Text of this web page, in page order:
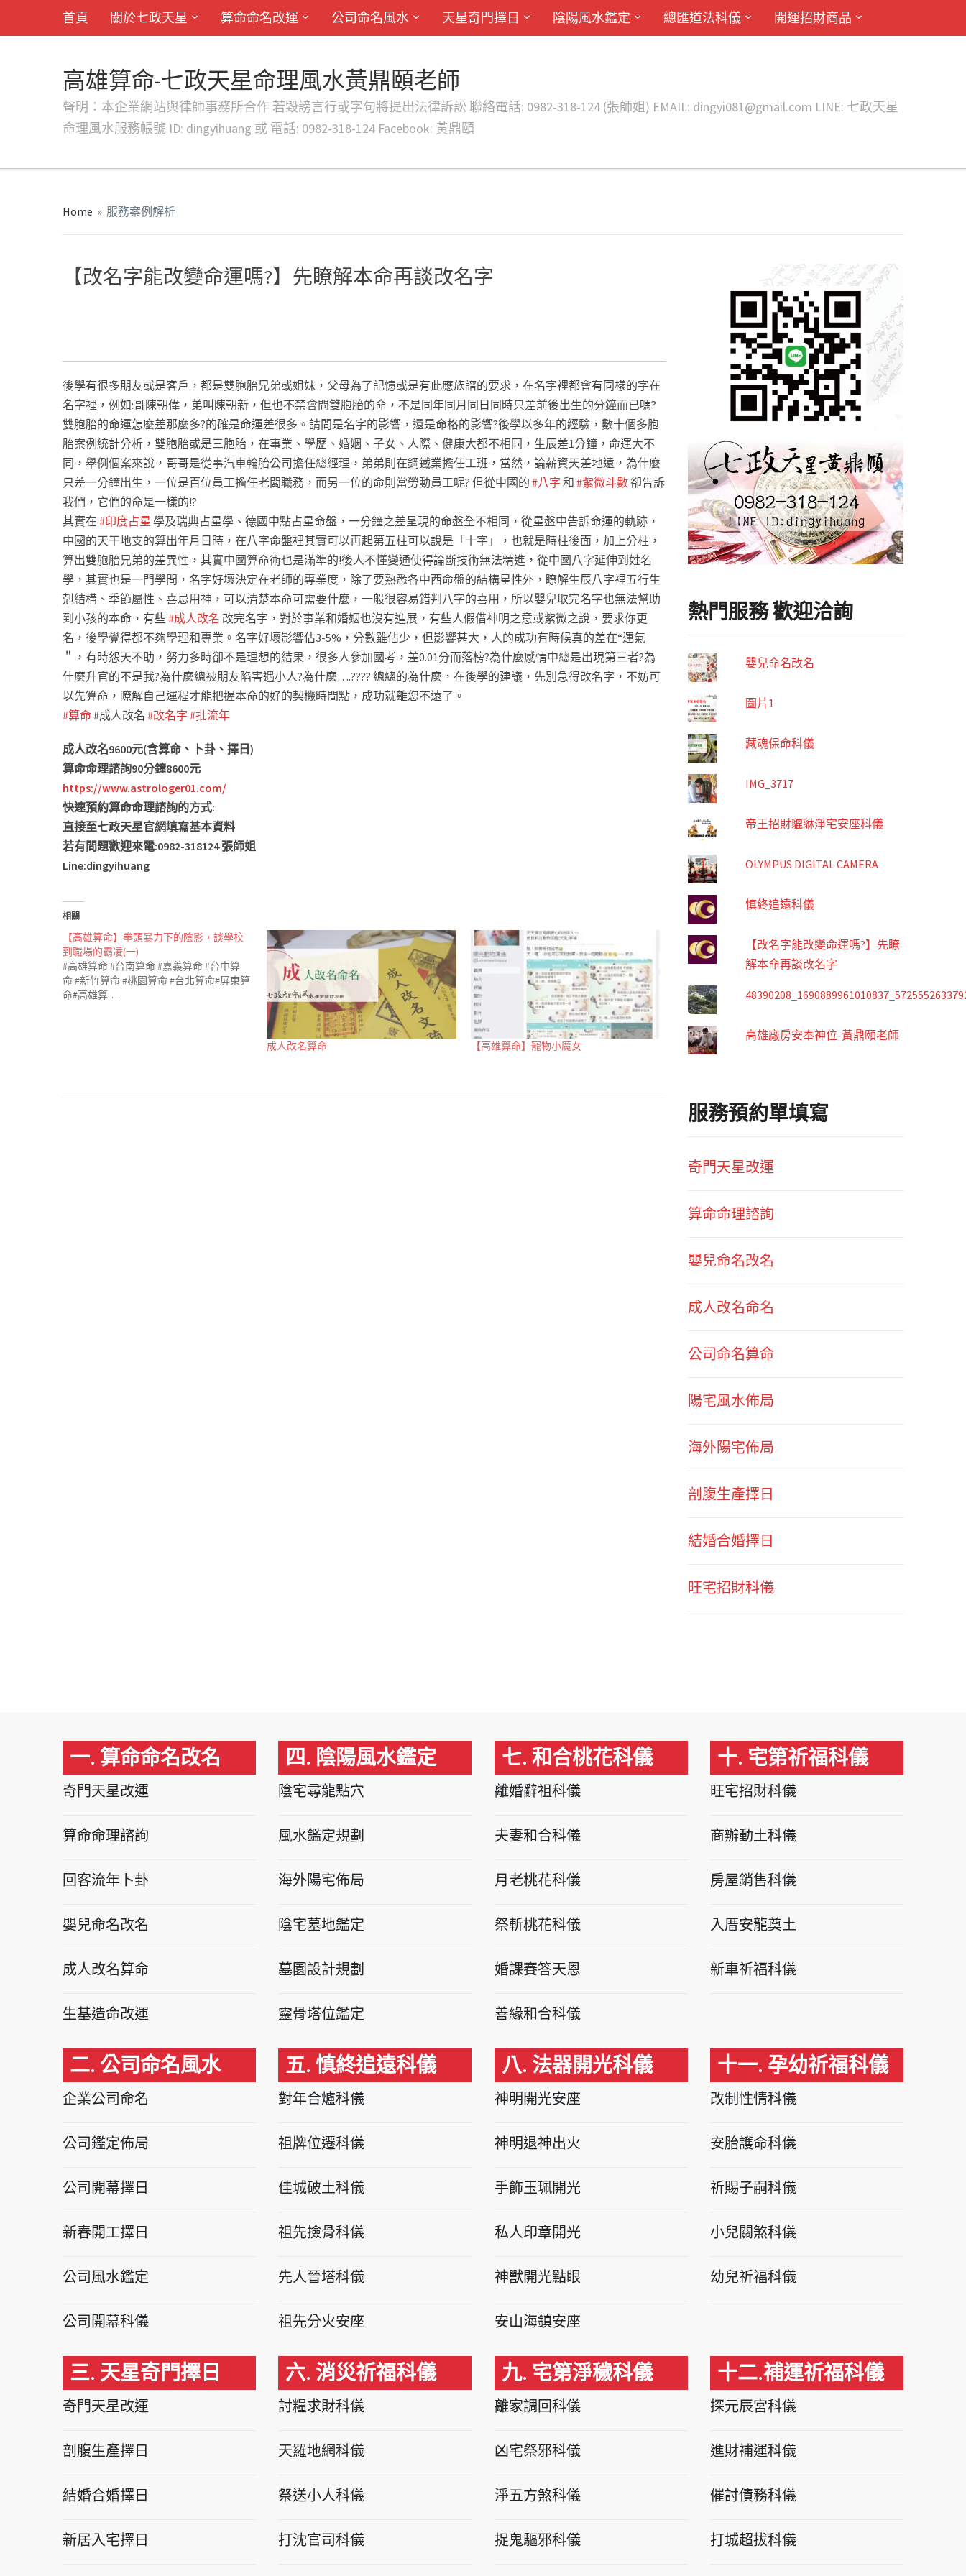
首頁 關於七政天星 算命命名改運 公司命名風水 天星奇門擇日 陰陽風水鑑定 總匯道法科儀 開運招財商品
高雄算命-七政天星命理風水黃鼎頤老師
聲明：本企業網站與律師事務所合作 若毀謗言行或字句將提出法律訴訟 聯絡電話: 0982-318-124 (張師姐) EMAIL: dingyi081@gmail.com LINE: 七政天星
命理風水服務帳號 ID: dingyihuang 或 電話: 0982-318-124 Facebook: 黃鼎頤
Home » 服務案例解析
【改名字能改變命運嗎?】先瞭解本命再談改名字
後學有很多朋友或是客戶，都是雙胞胎兄弟或姐妹，父母為了記憶或是有此應族譜的要求，在名字裡都會有同樣的字在
名字裡，例如:哥陳朝偉，弟叫陳朝新，但也不禁會問雙胞胎的命，不是同年同月同日同時只差前後出生的分鐘而已嗎?
雙胞胎的命運怎麼差那麼多?的確是命運差很多。請問是名字的影響，還是命格的影響?後學以多年的經驗，數十個多胞
胎案例統計分析，雙胞胎或是三胞胎，在事業、學歷、婚姻、子女、人際、健康大都不相同，生辰差1分鐘，命運大不
同，舉例個案來說，哥哥是從事汽車輪胎公司擔任總經理，弟弟則在鋼鐵業擔任工班，當然，論薪資天差地遠，為什麼
只差一分鐘出生，一位是百位員工擔任老闆職務，而另一位的命則當勞動員工呢? 但從中國的 #八字 和 #紫微斗數卻告訴
我們，它們的命是一樣的!?
其實在 #印度占星 學及瑞典占星學、德國中點占星命盤，一分鐘之差呈現的命盤全不相同，從星盤中告訴命運的軌跡，
中國的天干地支的算出年月日時，在八字命盤裡其實可以再起第五柱可以說是「十字」，也就是時柱後面，加上分柱，
算出雙胞胎兄弟的差異性，其實中國算命術也是滿準的!後人不懂變通使得論斷技術無法精進，從中國八字延伸到姓名
學，其實也是一門學問，名字好壞決定在老師的專業度，除了要熟悉各中西命盤的結構星性外，瞭解生辰八字裡五行生
剋結構、季節屬性、喜忌用神，可以清楚本命可需要什麼，一般很容易錯判八字的喜用，所以嬰兒取完名字也無法幫助
到小孩的本命，有些#成人改名 改完名字，對於事業和婚姻也沒有進展，有些人假借神明之意或紫微之說，要求你更
名，後學覺得都不夠學理和專業。名字好壞影響佔3-5%，分數雖佔少，但影響甚大，人的成功有時候真的差在“運氣
＂，有時怨天不助，努力多時卻不是理想的結果，很多人參加國考，差0.01分而落榜?為什麼感情中總是出現第三者?為
什麼升官的不是我?為什麼總被朋友陷害遇小人?為什麼….???? 總總的為什麼，在後學的建議，先別急得改名字，不妨可
以先算命，瞭解自己運程才能把握本命的好的契機時間點，成功就離您不遠了。
#算命#成人改名 #改名字 #批流年
成人改名9600元(含算命、卜卦、擇日)
算命命理諮詢90分鐘8600元
https://www.astrologer01.com/
快速預約算命命理諮詢的方式:
直接至七政天星官網填寫基本資料
若有問題歡迎來電:0982-318124 張師姐
Line:dingyihuang
相關
【高雄算命】拳頭暴力下的陰影，談學校
到職場的霸凌(一)
#高雄算命 #台南算命 #嘉義算命 #台中算
命 #新竹算命 #桃園算命 #台北算命#屏東算
命#高雄算…
成人改名算命 【高雄算命】寵物小魔女
熱門服務 歡迎洽詢
嬰兒命名改名
圖片1
藏魂保命科儀
IMG_3717
帝王招財貔貅淨宅安座科儀
OLYMPUS DIGITAL CAMERA
慎終追遠科儀
【改名字能改變命運嗎?】先瞭
解本命再談改名字
高雄廠房安奉神位-黃鼎頤老師
服務預約單填寫
奇門天星改運
算命命理諮詢
嬰兒命名改名
成人改名命名
公司命名算命
陽宅風水佈局
海外陽宅佈局
剖腹生產擇日
結婚合婚擇日
旺宅招財科儀
一. 算命命名改名
奇門天星改運
算命命理諮詢
回客流年卜卦
嬰兒命名改名
成人改名算命
生基造命改運
二. 公司命名風水
企業公司命名
公司鑑定佈局
公司開幕擇日
新春開工擇日
公司風水鑑定
公司開幕科儀
三. 天星奇門擇日
奇門天星改運
剖腹生產擇日
結婚合婚擇日
新居入宅擇日
四. 陰陽風水鑑定
陰宅尋龍點穴
風水鑑定規劃
海外陽宅佈局
陰宅墓地鑑定
墓園設計規劃
靈骨塔位鑑定
五. 慎終追遠科儀
對年合爐科儀
祖牌位遷科儀
佳城破土科儀
祖先撿骨科儀
先人晉塔科儀
祖先分火安座
六. 消災祈福科儀
討糧求財科儀
天羅地網科儀
祭送小人科儀
打沈官司科儀
七. 和合桃花科儀
離婚辭祖科儀
夫妻和合科儀
月老桃花科儀
祭斬桃花科儀
婚課賽答天恩
善緣和合科儀
八. 法器開光科儀
神明開光安座
神明退神出火
手飾玉珮開光
私人印章開光
神獸開光點眼
安山海鎮安座
九. 宅第淨穢科儀
離家調回科儀
凶宅祭邪科儀
淨五方煞科儀
捉鬼驅邪科儀
十. 宅第祈福科儀
旺宅招財科儀
商辦動土科儀
房屋銷售科儀
入厝安龍奠土
新車祈福科儀
十一. 孕幼祈福科儀
改制性情科儀
安胎護命科儀
祈賜子嗣科儀
小兒關煞科儀
幼兒祈福科儀
十二.補運祈福科儀
探元辰宮科儀
進財補運科儀
催討債務科儀
打城超拔科儀